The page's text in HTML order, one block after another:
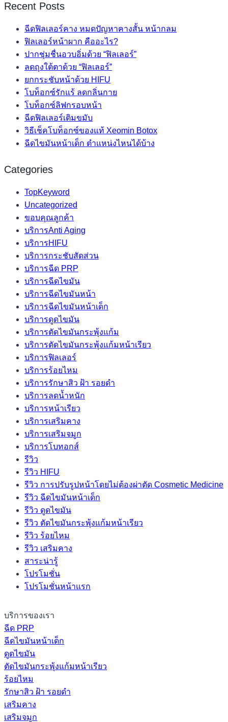
Recent Posts
ฉีดฟิลเลอร์คาง หมดปัญหาคางสั้น หน้ากลม
ฟิลเลอร์หน้าผาก คืออะไร?
ปากชุ่มชื่นอวบอิ่มด้วย “ฟิลเลอร์”
ลดถุงใต้ตาด้วย “ฟิลเลอร์”
ยกกระชับหน้าด้วย HIFU
โบท็อกซ์รักแร้ ลดกลิ่นกาย
โบท็อกซ์ลิฟกรอบหน้า
ฉีดฟิลเลอร์เติมขมับ
วิธีเช็คโบท็อกซ์ของแท้ Xeomin Botox
ฉีดไขมันหน้าเด็ก ตำแหน่งไหนได้บ้าง
Categories
TopKeyword
Uncategorized
ขอบคุณลูกค้า
บริการAnti Aging
บริการHIFU
บริการกระชับสัดส่วน
บริการฉีด PRP
บริการฉีดไขมัน
บริการฉีดไขมันหน้า
บริการฉีดไขมันหน้าเด็ก
บริการดูดไขมัน
บริการตัดไขมันกระพุ้งแก้ม
บริการตัดไขมันกระพุ้งแก้มหน้าเรียว
บริการฟิลเลอร์
บริการร้อยไหม
บริการรักษาสิว ฝ้า รอยดำ
บริการลดน้ำหนัก
บริการหน้าเรียว
บริการเสริมคาง
บริการเสริมจมูก
บริการโบทอกส์
รีวิว
รีวิว HIFU
รีวิว การปรับรูปหน้าโดยไม่ต้องผ่าตัด Cosmetic Medicine
รีวิว ฉีดไขมันหน้าเด็ก
รีวิว ดูดไขมัน
รีวิว ตัดไขมันกระพุ้งแก้มหน้าเรียว
รีวิว ร้อยไหม
รีวิว เสริมคาง
สาระน่ารู้
โปรโมชั่น
โปรโมชั่นหน้าแรก
บริการของเรา
ฉีด PRP
ฉีดไขมันหน้าเด็ก
ดูดไขมัน
ตัดไขมันกระพุ้งแก้มหน้าเรียว
ร้อยไหม
รักษาสิว ฝ้า รอยดำ
เสริมคาง
เสริมจมูก